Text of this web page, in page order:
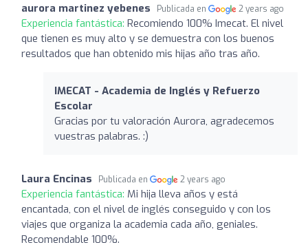
aurora martinez yebenes Publicada en 2 years ago
Experiencia fantástica: Recomiendo 100% Imecat. El nivel
que tienen es muy alto y se demuestra con los buenos
resultados que han obtenido mis hijas año tras año.
IMECAT - Academia de Inglés y Refuerzo
Escolar
Gracias por tu valoración Aurora, agradecemos
vuestras palabras. :)
Laura Encinas Publicada en 2 years ago
Experiencia fantástica: Mi hija lleva años y está
encantada, con el nivel de inglés conseguido y con los
viajes que organiza la academia cada año, geniales.
Recomendable 100%.